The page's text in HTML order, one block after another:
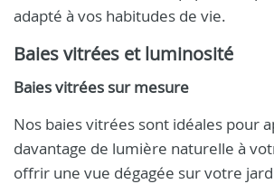
adapté à vos habitudes de vie.
Baies vitrées et luminosité
Baies vitrées sur mesure
Nos baies vitrées sont idéales pour
davantage de lumière naturelle à
offrir une vue dégagée sur votre